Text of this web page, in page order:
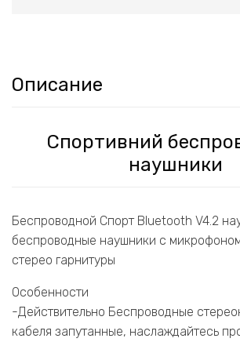
Описание
Спортивний
наушники
Беспроводной Спорт Bluetooth V4.2
беспроводные наушники с
стерео гарнитуры
Особенности
-Действительно Беспроводные
кабеля запутанные, наслаждайтесь